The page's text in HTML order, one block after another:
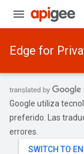
Edge for
Google utiliza
preferido. Las
errores.